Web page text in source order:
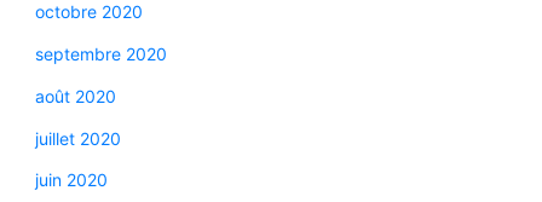
octobre 2020
septembre 2020
août 2020
juillet 2020
juin 2020